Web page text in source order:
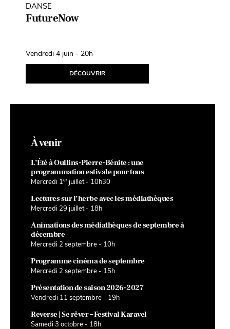
DANSE
FutureNow
Vendredi 4 juin - 20h
DÉCOUVRIR
À venir
L’Été à Oullins-Pierre-Bénite : une
programmation estivale pour tous
Mercredi 1er juillet - 10h30
Lectures sur l’herbe avec les médiathèques
Mercredi 29 juillet - 18h
Animations des médiathèques de septembre à
décembre
Mercredi 2 septembre - 10h
Programme cinéma de septembre
Mercredi 2 septembre - 15h
Présentation de saison 2026-2027
Vendredi 11 septembre - 19h
Reverse | Se rêver – Festival Karavel
Samedi 3 octobre - 18h